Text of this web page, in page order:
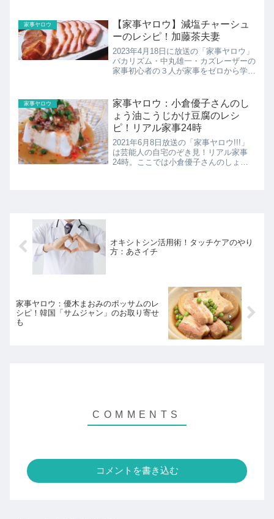
エティー！広瀬すず参戦！鈴木福4兄妹
が使える家事ワザ2...
家事ヤロウ
【家事ヤロウ】減塩チャーシュ
ーのレシピ！加藤茶夫妻
2023年4月18日に放送の「家事ヤロウ」
バカリズム・中丸雄一・カズレーザーの
家事初心者の３人が家事をゼロから学ぶ
着！濃い味で食べたいカトちゃんVS減
塩で美味しく食べ...
家事ヤロウ
家事ヤロウ：小倉優子さんのし
ょう油こうじかけ豆腐のレシ
ピ！リアル家事24時
2021年6月8日放送の「家事ヤロウ!!!」
は芸能人の自宅のぞき見！リアル家事
24時。ここでは小倉優子さんのしょう
オキシトシン活用術！タッチケアのやり
方：あさイチ
家事ヤロウ：優木まおみのポッサムのレ
シピ！韓国「サムジャン」のお取り寄せ
も
コメントを書き込む